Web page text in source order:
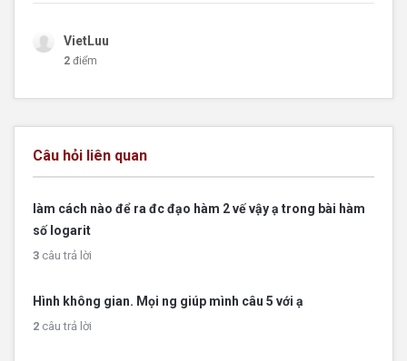
VietLuu
2 điểm
Câu hỏi liên quan
làm cách nào để ra đc đạo hàm 2 vế vậy ạ trong bài hàm
số logarit
3 câu trả lời
Hình không gian. Mọi ng giúp mình câu 5 với ạ
2 câu trả lời